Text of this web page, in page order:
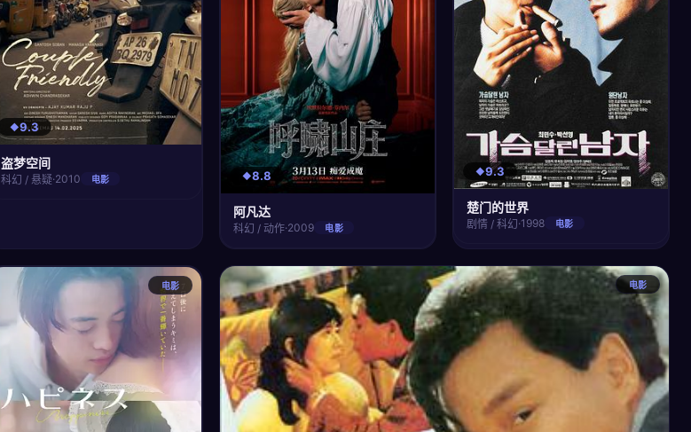
9.3
盗梦空间
科幻 / 悬疑·2010 电影 8.8
阿凡达
科幻 / 动作·2009 电影
9.3
楚门的世界
剧情 / 科幻·1998 电影
电影 电影